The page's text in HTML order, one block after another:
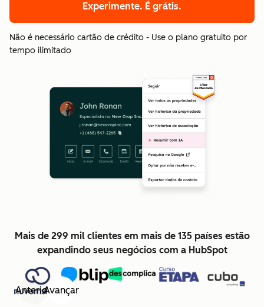
Experimente. É grátis.
Não é necessário cartão de crédito - Use o plano gratuito por
tempo ilimitado
Mais de 299 mil clientes em mais de 135 países estão
expandindo seus negócios com a HubSpot
AnteriorAvançar